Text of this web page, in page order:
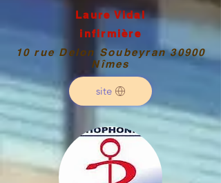
Laure Vidal
infirmière
10 rue Delon Soubeyran 30900
Nîmes
site